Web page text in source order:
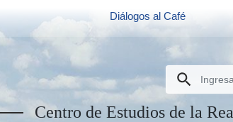
Diálogos al Café
Centro de Estudios de la